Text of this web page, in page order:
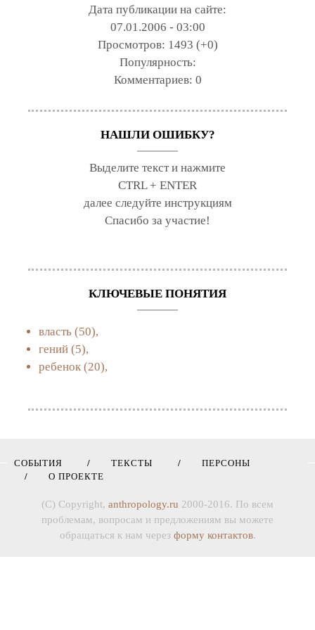
Дата публикации на сайте:
07.01.2006 - 03:00
Просмотров: 1493 (+0)
Популярность:
Комментариев: 0
НАШЛИ ОШИБКУ?
Выделите текст и нажмите
CTRL + ENTER
далее следуйте инструкциям
Спасибо за участие!
КЛЮЧЕВЫЕ ПОНЯТИЯ
власть (50),
гений (5),
ребенок (20),
СОБЫТИЯ ТЕКСТЫ
ПЕРСОНЫ
О ПРОЕКТЕ
(C) Copyright, anthropology.ru 2000-2016. По всем
проблемам, вопросам и предложениям вы можете
обращаться к нам через форму контактов.